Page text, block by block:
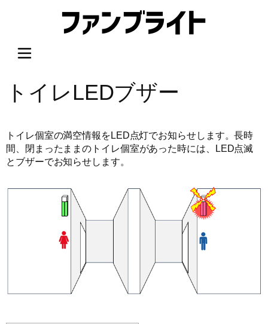
トイレLEDブザー
トイレ個室の満空情報をLED点灯でお知らせします。長時
間、閉まったままのトイレ個室があった時には、LED点滅
とブザーでお知らせします。